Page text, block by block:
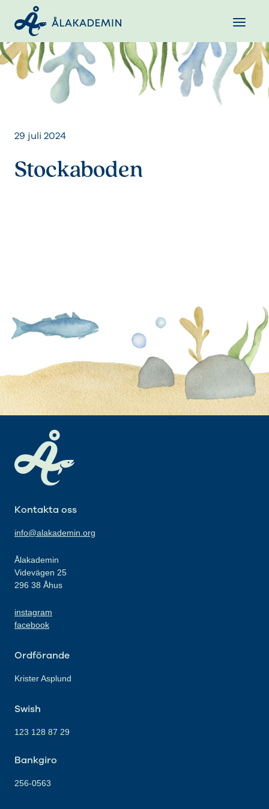
29 juli 2024
Stockaboden
Kontakta oss
info@alakademin.org
Ålakademin
Videvägen 25
296 38 Åhus
instagram
facebook
Ordförande
Krister Asplund
Swish
123 128 87 29
Bankgiro
256-0563